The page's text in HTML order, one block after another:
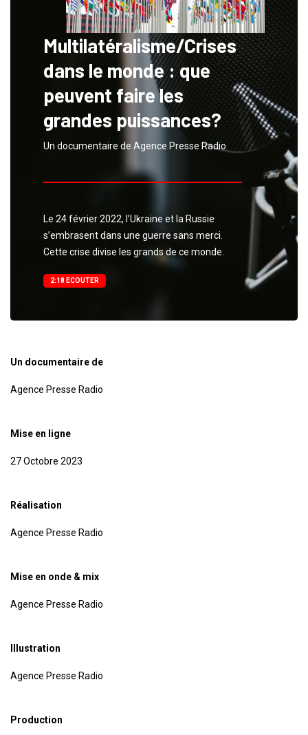
Multilatéralisme/Crises
dans le monde : que
peuvent faire les
grandes puissances?
Un documentaire de Agence Presse Radio
Le 24 février 2022, l’Ukraine et la Russie
s’embrasent dans une guerre sans merci.
Cette crise divise les grands de ce monde.
2:18 ECOUTER
Un documentaire de
Agence Presse Radio
Mise en ligne
27 Octobre 2023
Réalisation
Agence Presse Radio
Mise en onde & mix
Agence Presse Radio
Illustration
Agence Presse Radio
Production